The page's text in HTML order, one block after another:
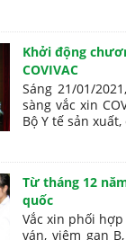
Khởi động
COVIVAC
Sáng 21/01/
sàng vắc xin
Bộ Y tế sản
Từ tháng 12
quốc
Vắc xin phối hợp
ván, viêm gan